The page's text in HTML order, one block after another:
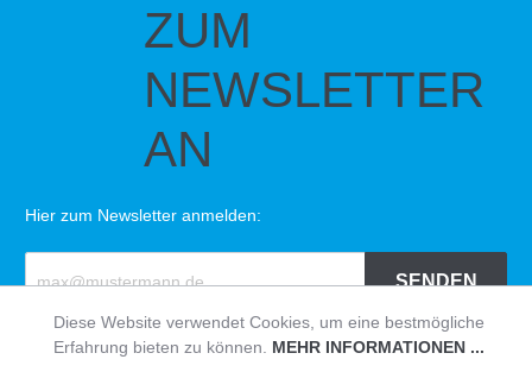
ZUM
NEWSLETTER
AN
Hier zum Newsletter anmelden:
SENDEN
Diese Website verwendet Cookies, um eine bestmögliche
Erfahrung bieten zu können. MEHR INFORMATIONEN ...